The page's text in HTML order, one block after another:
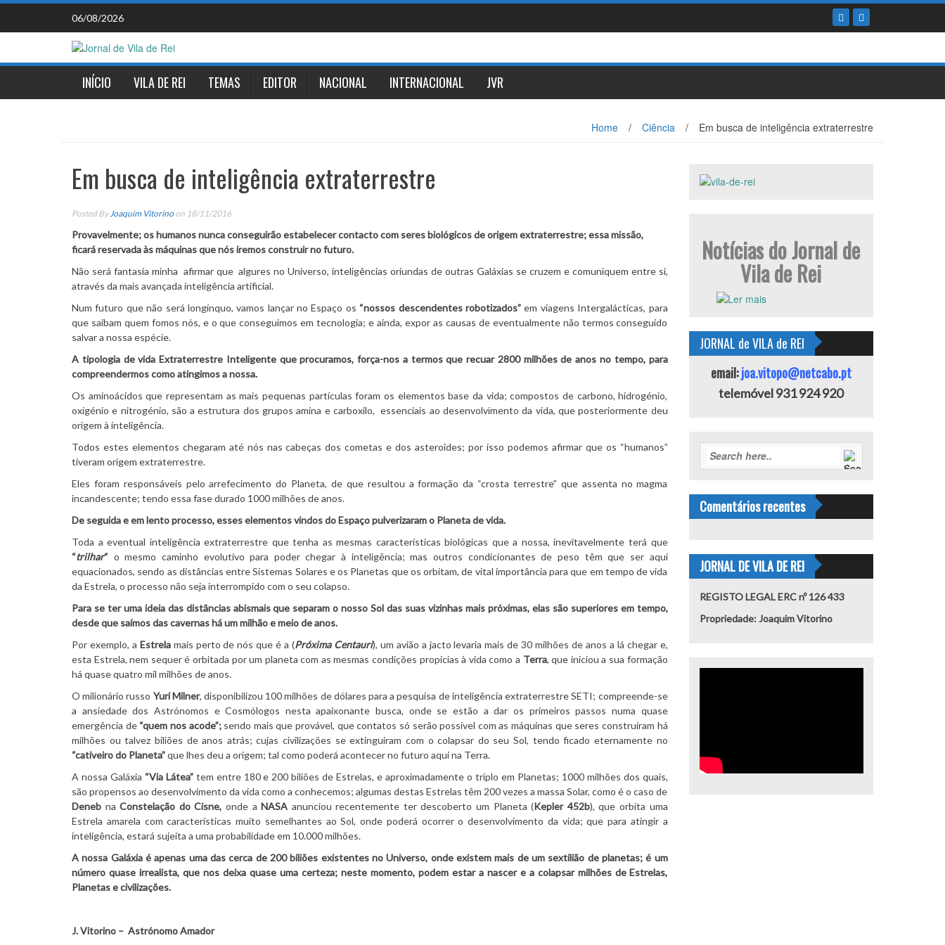
Skip
content
06/08/2026
INÍCIO VILA DE REI TEMAS EDITOR NACIONAL INTERNACIONAL JVR
Home / Ciência / Em busca de inteligência extraterrestre
Em busca de inteligência extraterrestre
Posted By Joaquim Vitorino on 18/11/2016
Provavelmente; os humanos nunca conseguirão estabelecer contacto com seres biológicos de origem extraterrestre; essa missão,
ficará reservada às máquinas que nós iremos construir no futuro.
Não será fantasia minha afirmar que algures no Universo, inteligências oriundas de outras Galáxias se cruzem e comuniquem entre si,
através da mais avançada inteligência artificial.
Num futuro que não será longínquo, vamos lançar no Espaço os “nossos descendentes robotizados”em viagens Intergalácticas, para
que saibam quem fomos nós, e o que conseguimos em tecnologia; e ainda, expor as causas de eventualmente não termos conseguido
salvar a nossa espécie.
A tipologia de vida Extraterrestre Inteligente que procuramos, força-nos a termos que recuar 2800 milhões de anos no tempo, para
compreendermos como atingimos a nossa.
Os aminoácidos que representam as mais pequenas partículas foram os elementos base da vida; compostos de carbono, hidrogénio,
oxigénio e nitrogénio, são a estrutura dos grupos amina e carboxilo, essenciais ao desenvolvimento da vida, que posteriormente deu
origem à inteligência.
Todos estes elementos chegaram até nós nas cabeças dos cometas e dos asteroides; por isso podemos afirmar que os “humanos”
tiveram origem extraterrestre.
Eles foram responsáveis pelo arrefecimento do Planeta, de que resultou a formação da “crosta terrestre” que assenta no magma
incandescente; tendo essa fase durado 1000 milhões de anos.
De seguida e em lento processo, esses elementos vindos do Espaço pulverizaram o Planeta de vida.
Toda a eventual inteligência extraterrestre que tenha as mesmas características biológicas que a nossa, inevitavelmente terá que
“trilhar“ o mesmo caminho evolutivo para poder chegar à inteligência; mas outros condicionantes de peso têm que ser aqui
equacionados, sendo as distâncias entre Sistemas Solares e os Planetas que os orbitam, de vital importância para que em tempo de vida
da Estrela, o processo não seja interrompido com o seu colapso.
Para se ter uma ideia das distâncias abismais que separam o nosso Sol das suas vizinhas mais próximas, elas são superiores em tempo,
desde que saímos das cavernas há um milhão e meio de anos.
Por exemplo, a Estrelamais perto de nós que é a (Próxima Centauri), um avião a jacto levaria mais de 30 milhões de anos a lá chegar e,
esta Estrela, nem sequer é orbitada por um planeta com as mesmas condições propícias à vida como a Terra, que iniciou a sua formação
há quase quatro mil milhões de anos.
O milionário russo Yuri Milner, disponibilizou 100 milhões de dólares para a pesquisa de inteligência extraterrestre SETI; compreende-se
a ansiedade dos Astrónomos e Cosmólogos nesta apaixonante busca, onde se estão a dar os primeiros passos numa quase
emergência de “quem nos acode”;sendo mais que provável, que contatos só serão possível com as máquinas que seres construíram há
milhões ou talvez biliões de anos atrás; cujas civilizações se extinguiram com o colapsar do seu Sol, tendo ficado eternamente no
“cativeiro do Planeta”que lhes deu a origem; tal como poderá acontecer no futuro aqui na Terra.
A nossa Galáxia “Via Látea”tem entre 180 e 200 biliões de Estrelas, e aproximadamente o triplo em Planetas; 1000 milhões dos quais,
são propensos ao desenvolvimento da vida como a conhecemos; algumas destas Estrelas têm 200 vezes a massa Solar, como é o caso de
Deneb naConstelação do Cisne, onde aNASA anunciou recentemente ter descoberto um Planeta (Kepler 452b), que orbita uma
Estrela amarela com características muito semelhantes ao Sol, onde poderá ocorrer o desenvolvimento da vida; que para atingir a
inteligência, estará sujeita a uma probabilidade em 10.000 milhões.
A nossa Galáxia é apenas uma das cerca de 200 biliões existentes no Universo, onde existem mais de um sextilião de planetas; é um
número quase irrealista, que nos deixa quase uma certeza; neste momento, podem estar a nascer e a colapsar milhões de Estrelas,
Planetas e civilizações.
J. Vitorino – Astrónomo Amador
Notícias do Jornal de
Vila de Rei
JORNAL de VILA de REI
email:joa.vitopo@netcabo.pt
telemóvel 931 924 920
Comentários recentes
JORNAL DE VILA DE REI
REGISTO LEGAL ERC nº 126 433
Propriedade: Joaquim Vitorino